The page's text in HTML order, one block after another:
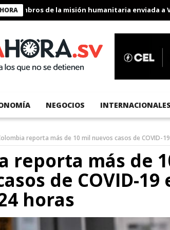
de la misión humanitaria enviada a
NEGOCIOS INTERNACIONALES
reporta más de 10 mil nuevos casos de COVID-
reporta más de
de COVID-19
horas